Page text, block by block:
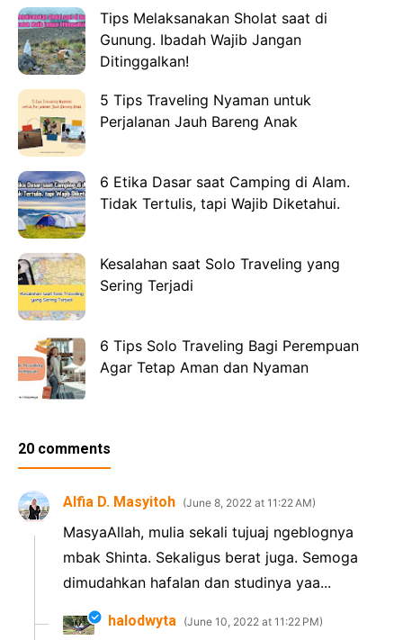
Tips Melaksanakan Sholat saat di
Gunung. Ibadah Wajib Jangan
Ditinggalkan!
5 Tips Traveling Nyaman untuk
Perjalanan Jauh Bareng Anak
6 Etika Dasar saat Camping di Alam.
Tidak Tertulis, tapi Wajib Diketahui.
Kesalahan saat Solo Traveling yang
Sering Terjadi
6 Tips Solo Traveling Bagi Perempuan
Agar Tetap Aman dan Nyaman
20 comments
Alfia D. Masyitoh June 8, 2022 at 11:22 AM
MasyaAllah, mulia sekali tujuaj ngeblognya
mbak Shinta. Sekaligus berat juga. Semoga
dimudahkan hafalan dan studinya yaa...
halodwyta June 10, 2022 at 11:22 PM